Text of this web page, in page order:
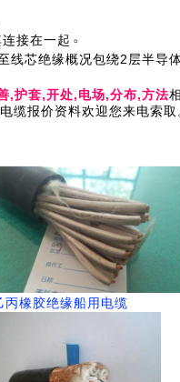
接在一起
线芯绝缘概况包绕2层半导
,护套,开处,电场,分布,方法
报价资料欢迎您来电索取
丙橡胶绝缘船用电缆